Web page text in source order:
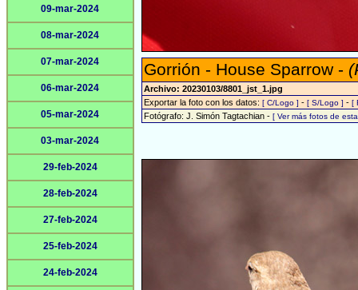
09-mar-2024
08-mar-2024
07-mar-2024
06-mar-2024
05-mar-2024
03-mar-2024
29-feb-2024
28-feb-2024
27-feb-2024
25-feb-2024
24-feb-2024
Gorrión - House Sparrow -
Archivo: 20230103/8801_jst_1.jpg
Exportar la foto con los datos: [ C/Logo ] - [ S/Logo ] - [
Fotógrafo: J. Simón Tagtachian - [ Ver más fotos de